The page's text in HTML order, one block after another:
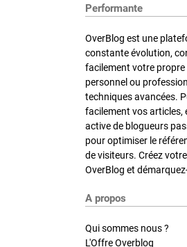
Performante
OverBlog est une
constante évolution,
facilement votre propre
personnel ou
techniques avancées.
facilement vos articles,
active de blogueurs
pour optimiser le
de visiteurs. Créez
OverBlog et
A propos
Qui sommes nous ?
L'Offre Overblog